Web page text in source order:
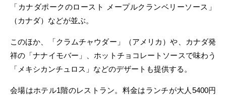
「カナダポークのロースト メープルクランベリーソース」
（カナダ）などが並ぶ。
このほか、「クラムチャウダー」（アメリカ）や、カナダ発
祥の「ナナイモバー」、ホットチョコレートソースで味わう
「メキシカンチュロス」などのデザートも提供する。
会場はホテル1階のレストラン。料金はランチが大人5400円